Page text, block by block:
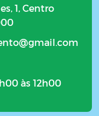
1, Centro
às 12h00